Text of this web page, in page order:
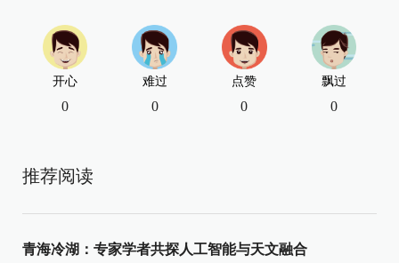
开心
0
难过
0
点赞
0
飘过
0
推荐阅读
青海冷湖：专家学者共探人工智能与天文融合